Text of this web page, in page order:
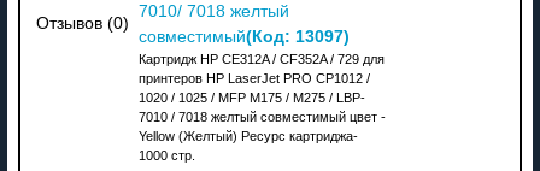
Отзывов (0)
7010/ 7018 желтый
совместимый(Код: 13097)
Картридж HP CE312A / CF352A / 729 для
принтеров HP LaserJet PRO CP1012 /
1020 / 1025 / MFP M175 / M275 / LBP-
7010 / 7018 желтый совместимый цвет -
Yellow (Желтый) Ресурс картриджа-
1000 стр.